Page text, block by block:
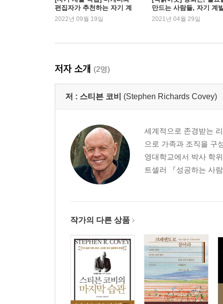
내면으로부터의 변화를 다시 강조하며
개정판 저자 후기
자주 받는 질문
찾아보기
편집자가 추천하는 자기 계
발서
2022년 09월 19일
만드는 사람들, 자기 계
세계
2021년 04월 29일
저자 소개 (2명)
저 : 스티븐 코비 (Stephen Richards Covey)
세계적으로 존경받는
으로 가족과 조직을 구
영대학교에서 박사 학
트셀러 『성공하는 사
작가의 다른 상품